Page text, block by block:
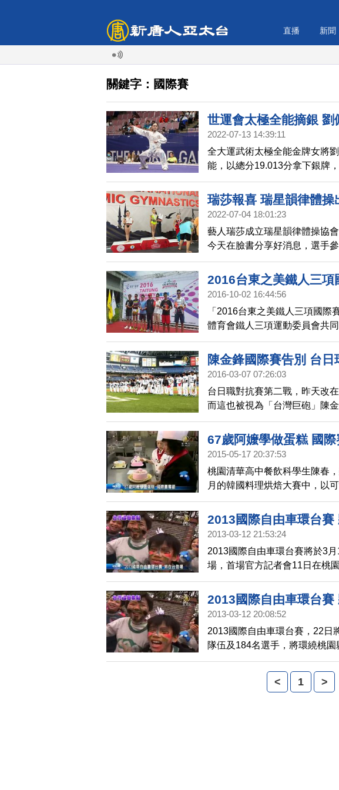
直播 新聞
關鍵字：國際賽
世運會太極全能摘銀
2022-07-13 14:39:11
全大運武術太極全能金牌女將
能，以總分19.013分拿下銀牌
全能賽鍍銅。
瑞莎報喜 瑞星韻律體
2022-07-04 18:01:23
藝人瑞莎成立瑞星韻律體操協
今天在臉書分享好消息，選手
績，讓她直呼感動。
2016台東之美鐵人三
后
2016-10-02 16:44:56
「2016台東之美鐵人三項國
體育會鐵人三項運動委員會共
51.5公里賽程，共有1368位選
賽
陳金鋒國際賽告別 台日
2016-03-07 07:26:03
台日職對抗賽第二戰，昨天改
而這也被視為「台灣巨砲」陳
聯隊昨天以3：9不敵日本，但
星，林智勝與稻葉篤紀代表 向
鋒內心很激動地表示：「我的
67歲阿嬤學做蛋糕 國際
2015-05-17 20:37:53
桃園清華高中餐飲科學生陳春
月的韓國料理烘焙大賽中，以
拿下銀牌的好成績。
2013國際自由車環台賽
2013-03-12 21:53:24
2013國際自由車環台賽將於3
場，首場官方記者會11日在桃
2013國際自由車環台賽
2013-03-12 20:08:52
2013國際自由車環台賽，22日
隊伍及184名選手，將環繞桃園
高難度的145公里。
< 1 >